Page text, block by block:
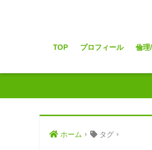
TOP プロフィール 倫理
ホーム タグ